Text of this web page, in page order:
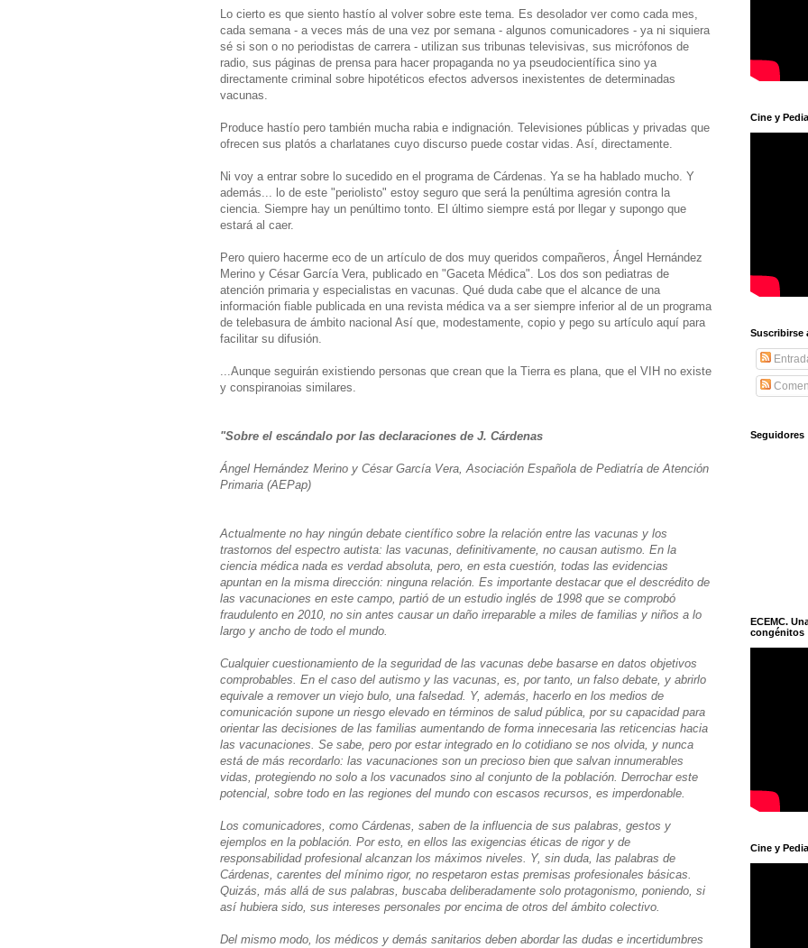
Lo cierto es que siento hastío al volver sobre este tema. Es desolador ver como cada mes,
cada semana - a veces más de una vez por semana - algunos comunicadores - ya ni siquiera
sé si son o no periodistas de carrera - utilizan sus tribunas televisivas, sus micrófonos de
radio, sus páginas de prensa para hacer propaganda no ya pseudocientífica sino ya
directamente criminal sobre hipotéticos efectos adversos inexistentes de determinadas
vacunas.
Produce hastío pero también mucha rabia e indignación. Televisiones públicas y privadas que
ofrecen sus platós a charlatanes cuyo discurso puede costar vidas. Así, directamente.
Ni voy a entrar sobre lo sucedido en el programa de Cárdenas. Ya se ha hablado mucho. Y
además... lo de este "periolisto" estoy seguro que será la penúltima agresión contra la
ciencia. Siempre hay un penúltimo tonto. El último siempre está por llegar y supongo que
estará al caer.
Pero quiero hacerme eco de un artículo de dos muy queridos compañeros, Ángel Hernández
Merino y César García Vera, publicado en "Gaceta Médica". Los dos son pediatras de
atención primaria y especialistas en vacunas. Qué duda cabe que el alcance de una
información fiable publicada en una revista médica va a ser siempre inferior al de un programa
de telebasura de ámbito nacional Así que, modestamente, copio y pego su artículo aquí para
facilitar su difusión.
...Aunque seguirán existiendo personas que crean que la Tierra es plana, que el VIH no existe
y conspiranoias similares.
"Sobre el escándalo por las declaraciones de J. Cárdenas
Ángel Hernández Merino y César García Vera, Asociación Española de Pediatría de Atención
Primaria (AEPap)
Actualmente no hay ningún debate científico sobre la relación entre las vacunas y los
trastornos del espectro autista: las vacunas, definitivamente, no causan autismo. En la
ciencia médica nada es verdad absoluta, pero, en esta cuestión, todas las evidencias
apuntan en la misma dirección: ninguna relación. Es importante destacar que el descrédito de
las vacunaciones en este campo, partió de un estudio inglés de 1998 que se comprobó
fraudulento en 2010, no sin antes causar un daño irreparable a miles de familias y niños a lo
largo y ancho de todo el mundo.
Cualquier cuestionamiento de la seguridad de las vacunas debe basarse en datos objetivos
comprobables. En el caso del autismo y las vacunas, es, por tanto, un falso debate, y abrirlo
equivale a remover un viejo bulo, una falsedad. Y, además, hacerlo en los medios de
comunicación supone un riesgo elevado en términos de salud pública, por su capacidad para
orientar las decisiones de las familias aumentando de forma innecesaria las reticencias hacia
las vacunaciones. Se sabe, pero por estar integrado en lo cotidiano se nos olvida, y nunca
está de más recordarlo: las vacunaciones son un precioso bien que salvan innumerables
vidas, protegiendo no solo a los vacunados sino al conjunto de la población. Derrochar este
potencial, sobre todo en las regiones del mundo con escasos recursos, es imperdonable.
Los comunicadores, como Cárdenas, saben de la influencia de sus palabras, gestos y
ejemplos en la población. Por esto, en ellos las exigencias éticas de rigor y de
responsabilidad profesional alcanzan los máximos niveles. Y, sin duda, las palabras de
Cárdenas, carentes del mínimo rigor, no respetaron estas premisas profesionales básicas.
Quizás, más allá de sus palabras, buscaba deliberadamente solo protagonismo, poniendo, si
así hubiera sido, sus intereses personales por encima de otros del ámbito colectivo.
Del mismo modo, los médicos y demás sanitarios deben abordar las dudas e incertidumbres
Cine y
Suscribirse
Seguidores
ECEMC.
congénitos
Cine y